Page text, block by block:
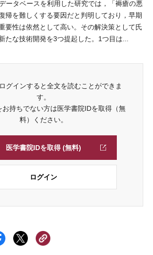
ータベースを利用した研究では，「褥瘡の悪
帰を難しくする要因だと判明しており，早期
要性は依然として高い。その解決策として氏
たな技術開発を3つ提起した。1つ目は...
グインすると全文を読むことができま
す。
お持ちでない方は医学書院IDを取得（無
料）ください。
医学書院IDを取得 (無料)
ログイン